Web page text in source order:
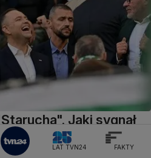
Jaki sygnał
LAT TVN24 FAKTY